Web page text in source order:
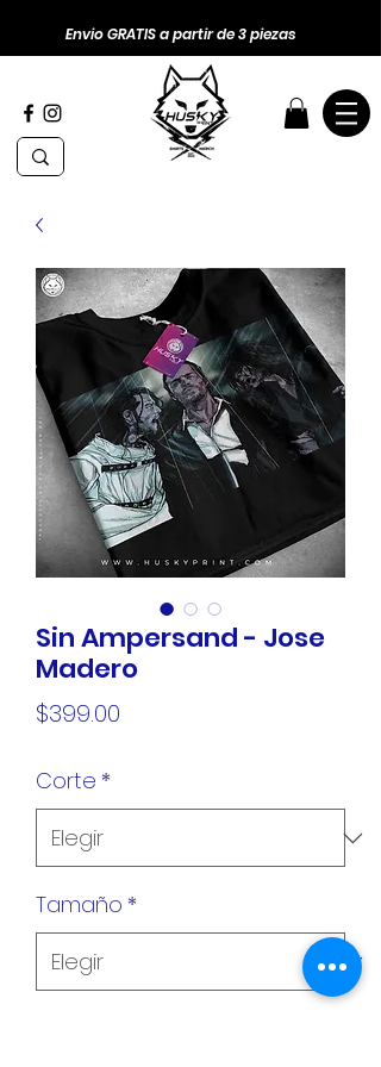
Envio GRATIS a partir de 3 piezas
Sin Ampersand - Jose
Madero
$399.00
Corte *
Tamaño *